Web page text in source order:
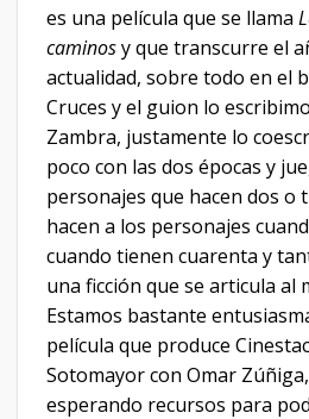
es una película que se llama
caminosy que transcurre el
actualidad, sobre todo en el
Cruces y el guion lo
Zambra, justamente lo
poco con las dos épocas y
personajes que hacen dos o
hacen a los personajes
cuando tienen cuarenta y
una ficción que se articula al
Estamos bastante
película que produce
Sotomayor con Omar
esperando recursos para